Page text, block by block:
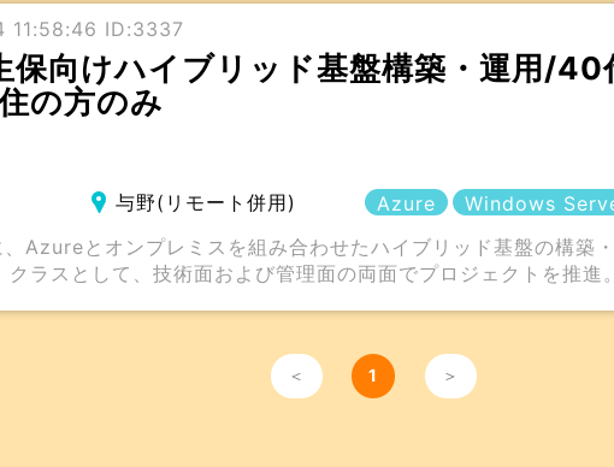
11:58:46 ID:3337
保向けハイブリッド基盤構築・運用/
の方のみ
与野(リモート併用) Azure
Windows
Azureとオンプレミスを組み合わせたハイブリッド基盤の構築
クラスとして、技術面および管理面の両面でプロジェクトを推進
＜ 1 ＞